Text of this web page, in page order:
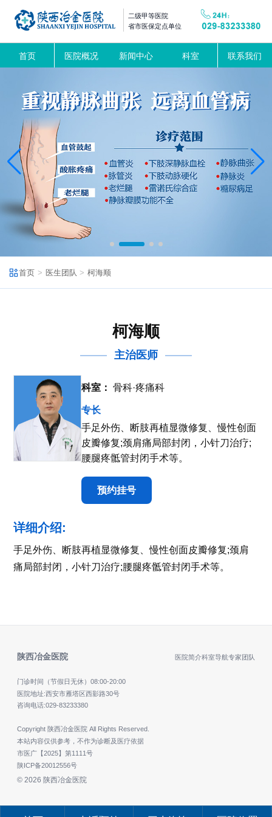
二级甲等医院
省市医保定点单位
首页 医院概况 新闻中心 科室 联系我们
首页 医生团队 柯海顺
柯海顺
主治医师
科室： 骨科·疼痛科
专长
手足外伤、断肢再植显微修复、慢性创面
皮瓣修复;颈肩痛局部封闭，小针刀治疗;
腰腿疼骶管封闭手术等。
预约挂号
详细介绍:
手足外伤、断肢再植显微修复、慢性创面皮瓣修复;颈肩
痛局部封闭，小针刀治疗;腰腿疼骶管封闭手术等。
陕西冶金医院 医院简介科室导航专家团队
门诊时间（节假日无休） 08:00-20:00
医院地址:西安市雁塔区西影路30号
咨询电话:029-83233380
Copyright 陕西冶金医院 All Rights Reserved.
本站内容仅供参考，不作为诊断及医疗依据
市医广【2025】第1111号
陕ICP备20012556号
© 2026 陕西冶金医院